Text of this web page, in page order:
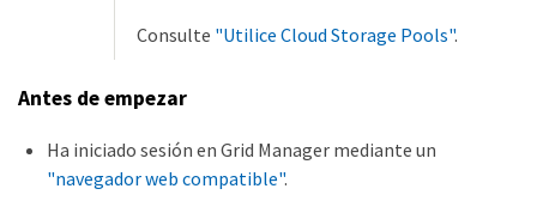
Consulte "Utilice Cloud Storage Pools".
Antes de empezar
Ha iniciado sesión en Grid Manager mediante un
"navegador web compatible".